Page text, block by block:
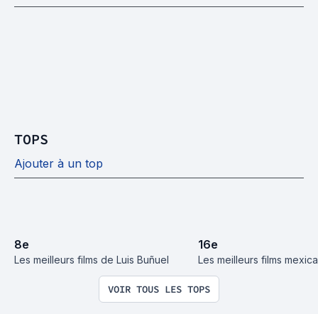
TOPS
Ajouter à un top
8e
Les meilleurs films de Luis Buñuel
16e
Les meilleurs films
VOIR TOUS LES TOPS